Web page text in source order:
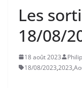
Les
18/08/
18 août 2023
18/08/2023,2023,